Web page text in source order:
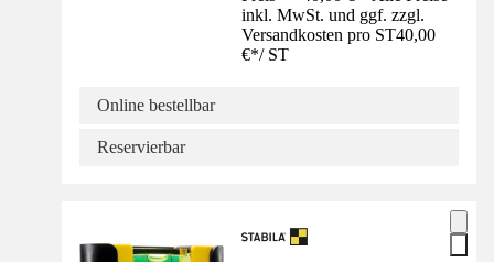
inkl. MwSt. und ggf. zzgl.
Versandkosten pro ST40,00
€*/ ST
Online bestellbar
Reservierbar